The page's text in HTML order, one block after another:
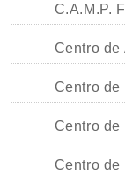
C.A.M.P.
Centro de
Centro
Centro
Centro